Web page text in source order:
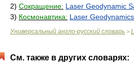
2) Сокращение: Laser Geodynamic
3) Космонавтика: Laser
Универсальный англо-русский словарь >
См. также в других словарях: